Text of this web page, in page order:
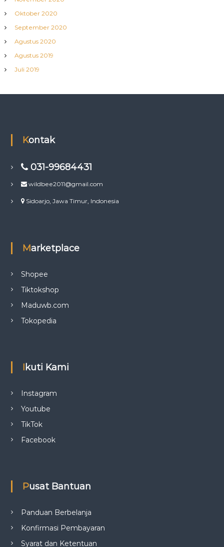
Oktober 2020
September 2020
Agustus 2020
Agustus 2019
Juli 2019
Kontak
031-99684431
wildbee2011@gmail.com
Sidoarjo, Jawa Timur, Indonesia
Marketplace
Shopee
Tiktokshop
Maduwb.com
Tokopedia
Ikuti Kami
Instagram
Youtube
TikTok
Facebook
Pusat Bantuan
Panduan Berbelanja
Konfirmasi Pembayaran
Syarat dan Ketentuan